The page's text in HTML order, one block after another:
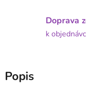
Doprava
k
Popis